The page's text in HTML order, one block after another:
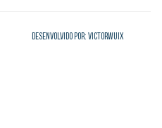
DESENVOLVIDO POR: VICTORWUIX